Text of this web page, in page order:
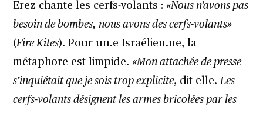
Erez chante les cerfs-volants : «Nous n’avons pas
besoin de bombes, nous avons des cerfs-volants»
(Fire Kites). Pour un.e Israélien.ne, la
métaphore est limpide. «Mon attachée de presse
s’inquiétait que je sois trop explicite, dit-elle.Les
cerfs-volants désignent les armes bricolées par les